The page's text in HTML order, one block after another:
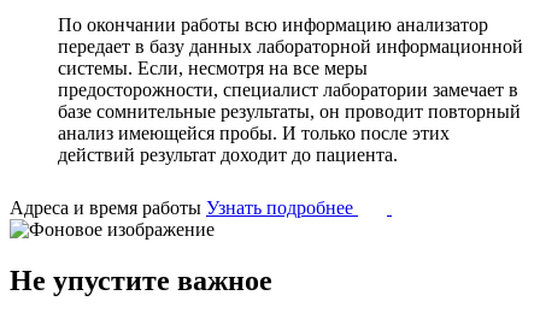
По окончании работы всю информацию анализатор
передает в базу данных лабораторной информационной
системы. Если, несмотря на все меры
предосторожности, специалист лаборатории замечает в
базе сомнительные результаты, он проводит повторный
анализ имеющейся пробы. И только после этих
действий результат доходит до пациента.
Адреса и время работы Узнать подробнее
Не упустите важное